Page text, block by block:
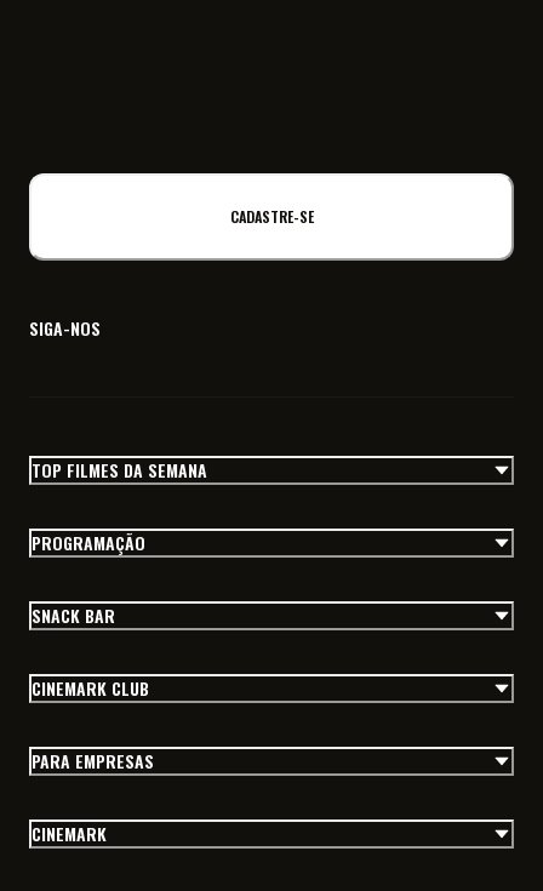
CADASTRE-SE
SIGA-NOS
TOP FILMES DA SEMANA
PROGRAMAÇÃO
SNACK BAR
CINEMARK CLUB
PARA EMPRESAS
CINEMARK